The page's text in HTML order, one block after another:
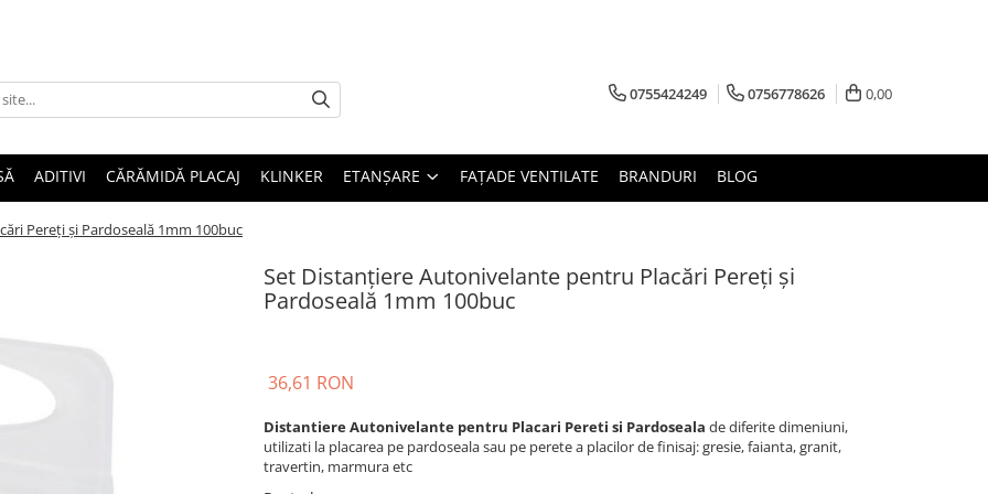
0755424249 0756778626 0,00
ADITIVI CĂRĂMIDĂ PLACAJ KLINKER ETANȘARE FAȚADE VENTILATE BRANDURI BLOG
Pereți și Pardoseală 1mm 100buc
Set Distanțiere Autonivelante pentru Placări Pereți și
Pardoseală 1mm 100buc
36,61 RON
Distantiere Autonivelante pentru Placari Pereti si Pardoseala de diferite dimeniuni,
utilizati la placarea pe pardoseala sau pe perete a placilor de finisaj: gresie, faianta, granit,
travertin, marmura etc